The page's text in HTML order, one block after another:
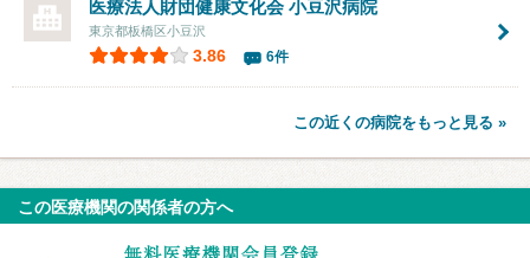
医療法人財団健康文化会小豆沢病院
東京都板橋区小豆沢
3.86 6件
この近くの病院をもっと見る »
この医療機関の関係者の方へ